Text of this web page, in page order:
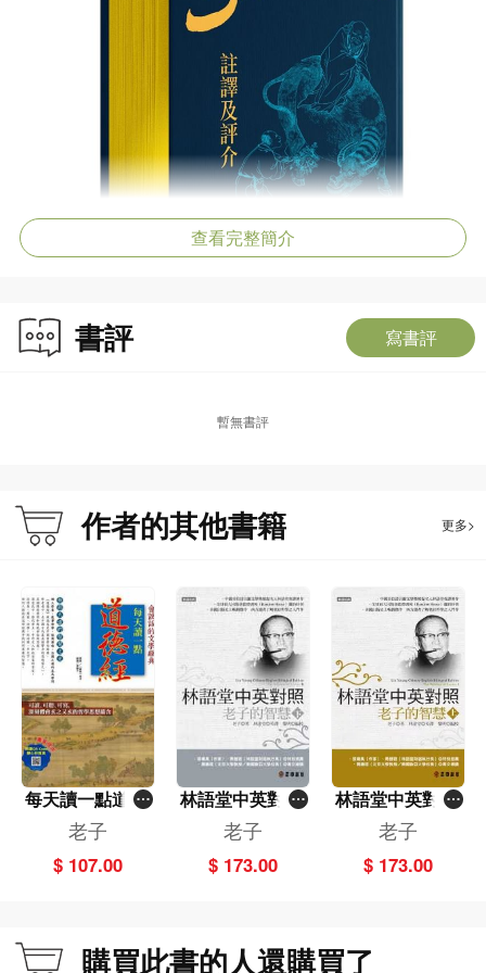
查看完整簡介
書評 寫書評
暫無書評
作者的其他書籍 更多>
每天讀一點道德
經（附有聲朗讀
QR CODE +靜心
抄寫頁）
老子
$ 107.00
林語堂中英對照
——老子的智慧
（下）
老子
$ 173.00
林語堂中英對照
——老子的智慧
（上）
老子
$ 173.00
購買此書的人還購買了